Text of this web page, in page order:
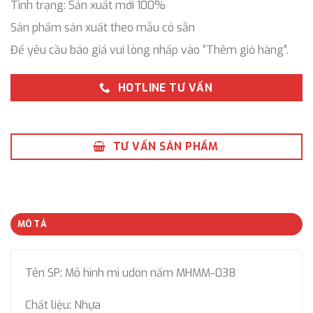
Tình trạng: Sản xuất mới 100%
Sản phẩm sản xuất theo mẫu có sẵn
Để yêu cầu báo giá vui lòng nhấp vào “Thêm giỏ hàng”.
HOTLINE TƯ VẤN
TƯ VẤN SẢN PHẨM
MÔ TẢ
Tên SP: Mô hình mì udon nấm MHMM-038
Chất liệu: Nhựa